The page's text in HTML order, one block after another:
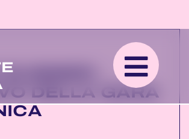
-
DELLA GARA